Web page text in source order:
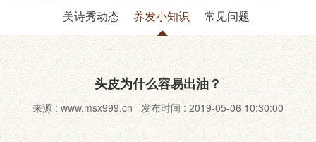
美诗秀动态 养发小知识 常见问题
头皮为什么容易出油？
来源 : www.msx999.cn 发布时间 : 2019-05-06 10:30:00